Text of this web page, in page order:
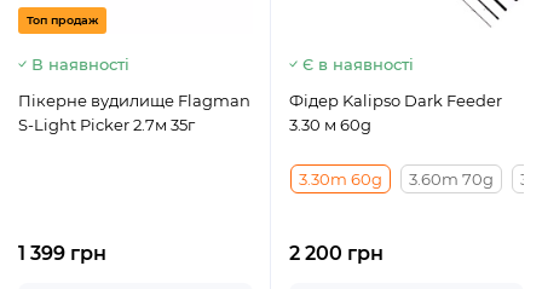
Топ продаж
В наявності
Пікерне вудилище Flagman
S-Light Picker 2.7м 35г
1 399 грн
Є в наявності
Фідер Kalipso Dark Feeder
3.30 м 60g
3.30m 60g 3.60m 70g
2 200 грн